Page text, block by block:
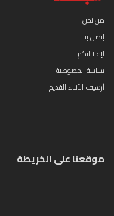
من نحن
إتصل بنا
لإعلاناتكم
سياسة الخصوصية
أرشيف الأنباء القديم
موقعنا على الخريطة